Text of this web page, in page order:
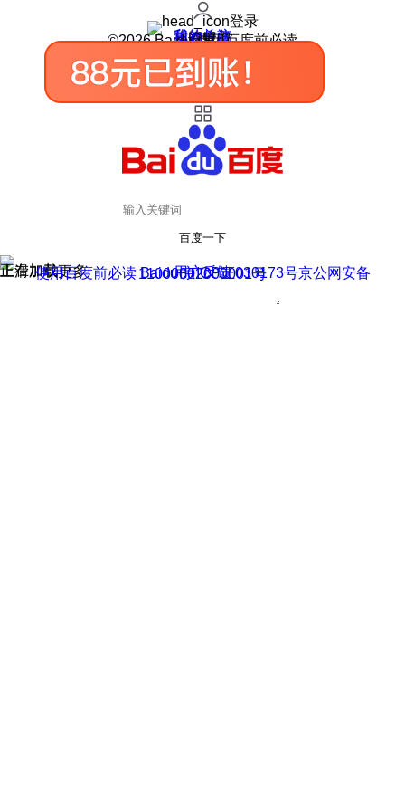
登录
我的关注
我的收藏
皮肤中心
用户反馈
设置
©2026 Baidu 使用百度前必读
百度一下
正在加载
上滑加载更多 用户反馈
使用百度前必读 Baidu 京ICP证030173号
京公网安备11000002000001号